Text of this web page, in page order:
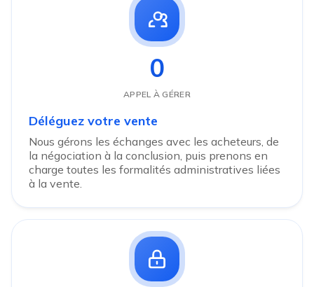
0
APPEL À GÉRER
Déléguez votre vente
Nous gérons les échanges avec les acheteurs, de
la négociation à la conclusion, puis prenons en
charge toutes les formalités administratives liées
à la vente.